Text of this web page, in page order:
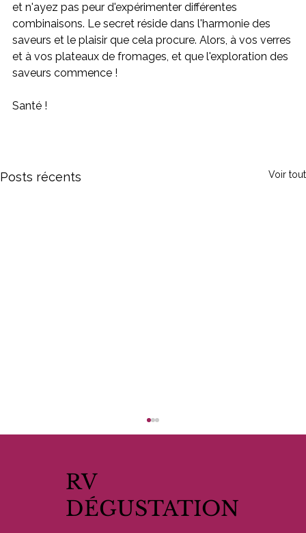
et n'ayez pas peur d'expérimenter différentes
combinaisons. Le secret réside dans l'harmonie des
saveurs et le plaisir que cela procure. Alors, à vos verres
et à vos plateaux de fromages, et que l'exploration des
saveurs commence !
Santé !
Posts récents Voir tout
RV
DÉGUSTATION